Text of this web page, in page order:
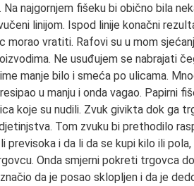
najgornjem fišeku bi obično bila
linijom. Ispod linije konačni
vratiti. Rafovi su u mom
Ne usuđujem se nabrajati
manje bilo i smeća po ulicama.
u manju i onda vagao. Papirni
koje su nudili. Zvuk givikta dok ga
Tom zvuku bi prethodilo
previsoka i da li da se kupi kilo ili
Onda smjerni pokreti trgovca
da je posao sklopljen i da je